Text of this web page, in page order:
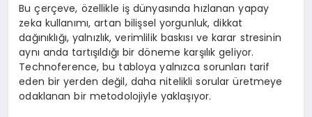
Bu çerçeve, özellikle iş dünyasında hızlanan yapay
zeka kullanımı, artan bilişsel yorgunluk, dikkat
dağınıklığı, yalnızlık, verimlilik baskısı ve karar stresinin
aynı anda tartışıldığı bir döneme karşılık geliyor.
Technoference, bu tabloya yalnızca sorunları tarif
eden bir yerden değil, daha nitelikli sorular üretmeye
odaklanan bir metodolojiyle yaklaşıyor.